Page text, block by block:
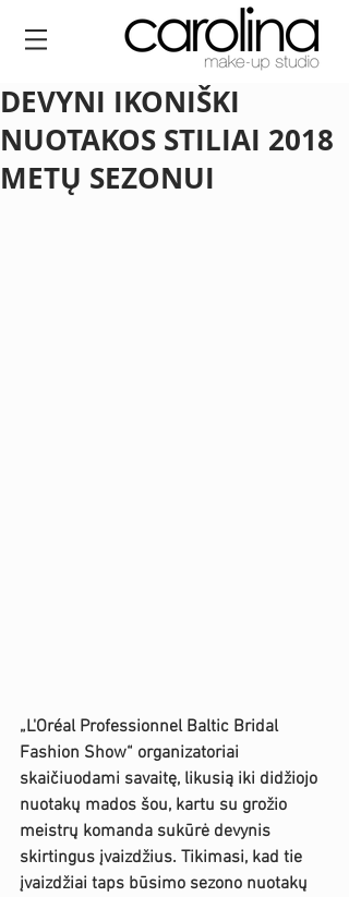
DEVYNI IKONIŠKI
NUOTAKOS STILIAI 2018
METŲ SEZONUI
„L'Oréal Professionnel Baltic Bridal
Fashion Show“ organizatoriai
skaičiuodami savaitę, likusią iki didžiojo
nuotakų mados šou, kartu su grožio
meistrų komanda sukūrė devynis
skirtingus įvaizdžius. Tikimasi, kad tie
įvaizdžiai taps būsimo sezono nuotakų